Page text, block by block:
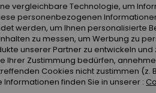
Farbe
vergleichbare Technologie, um
personenbezogenen
werden, um Ihnen personalisierte
zu messen, um Werbung zu
unserer Partner zu entwickeln und
Ihrer Zustimmung bedürfen,
Cookies nicht zustimmen (z.
finden Sie in unserer :